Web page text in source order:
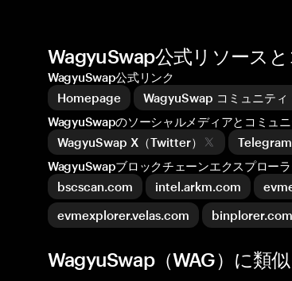
WagyuSwap公式リソース
WagyuSwap公式リンク
Homepage
WagyuSwap コミュニティ
WagyuSwapのソーシャルメディアとコミュニ
WagyuSwap X（Twitter）
Telegram
WagyuSwapブロックチェーンエクスプロー
bscscan.com
intel.arkm.com
evmexplorer.velas.com
binplorer.com
WagyuSwap（WAG）に類